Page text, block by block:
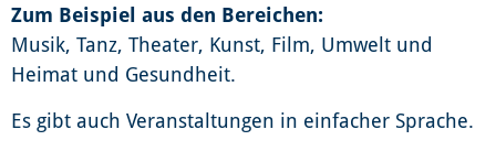
Zum Beispiel aus den Bereichen:
Musik, Tanz, Theater, Kunst, Film, Umwelt und
Heimat und Gesundheit.
Es gibt auch Veranstaltungen in einfacher Sprache.